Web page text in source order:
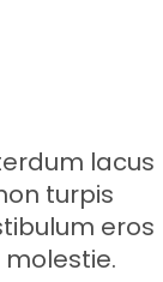
lacus
turpis
eros